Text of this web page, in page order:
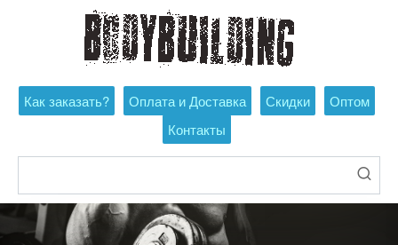
Как заказать? Оплата и Доставка Скидки
Оптом
Контакты